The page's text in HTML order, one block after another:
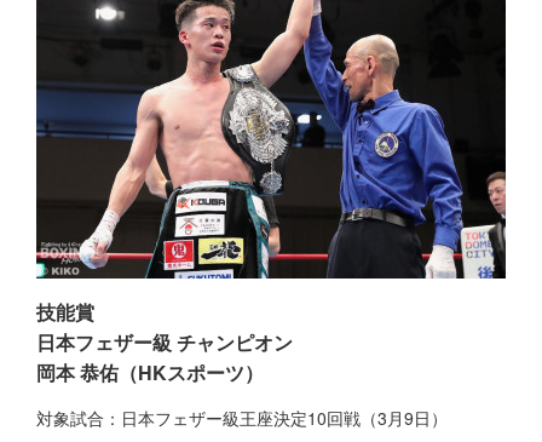
技能賞
日本フェザー級 チャンピオン
岡本 恭佑（HKスポーツ）
対象試合：日本フェザー級王座決定10回戦（3月9日）